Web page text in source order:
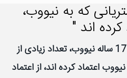
که به نیووب،
کرده اند "
در طول فعالیت بیش از 17 ساله نیووب، تعداد زیادی از
اعتماد کرده اند، از اعتماد